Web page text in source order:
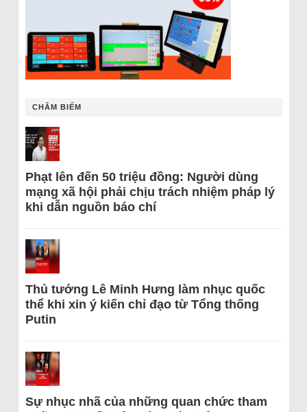
CHÂM BIẾM
Phạt lên đến 50 triệu đồng: Người dùng
mạng xã hội phải chịu trách nhiệm pháp lý
khi dẫn nguồn báo chí
Thủ tướng Lê Minh Hưng làm nhục quốc
thể khi xin ý kiến chỉ đạo từ Tổng thống
Putin
Sự nhục nhã của những quan chức tham